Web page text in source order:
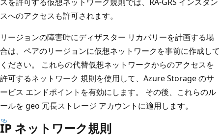
スへのアクセスも許可されます。
リージョンの障害時にディザスター リカバリーを計画する場
合は、ペアのリージョンに仮想ネットワークを事前に作成して
ください。 これらの代替仮想ネットワークからのアクセスを
許可するネットワーク 規則を使用して、Azure Storage のサ
ービス エンドポイントを有効にします。 その後、これらのル
ールを geo 冗長ストレージ アカウントに適用します。
IP ネットワーク規則